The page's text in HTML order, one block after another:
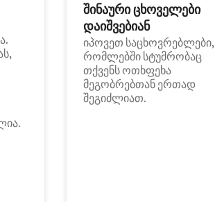
შინაური ცხოველები
დაიშვებიან
იპოვეთ საცხოვრებლები,
რომლებში სტუმრობაც
თქვენს ოთხფეხა
მეგობრებთან ერთად
შეგიძლიათ.